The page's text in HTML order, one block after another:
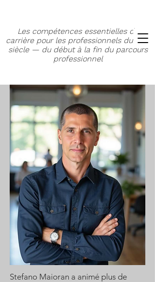
Les compétences essentielles de
carrière pour les professionnels du XXIe
siècle — du début à la fin du parcours
professionnel
Stefano Maioran a animé plus de